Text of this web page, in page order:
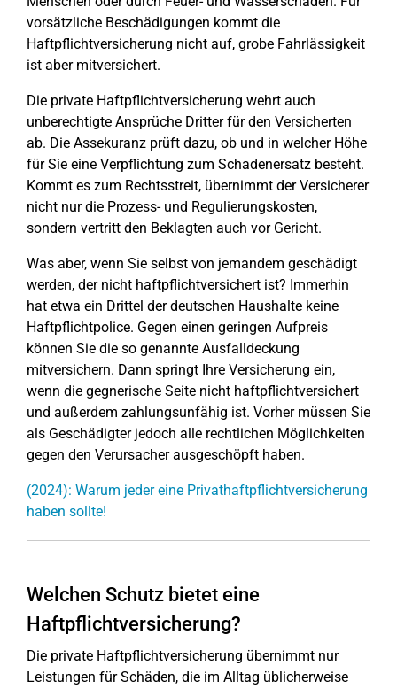
vorsätzliche Beschädigungen kommt die
Haftpflichtversicherung nicht auf, grobe Fahrlässigkeit
ist aber mitversichert.
Die private Haftpflichtversicherung wehrt auch
unberechtigte Ansprüche Dritter für den Versicherten
ab. Die Assekuranz prüft dazu, ob und in welcher Höhe
für Sie eine Verpflichtung zum Schadenersatz besteht.
Kommt es zum Rechtsstreit, übernimmt der Versicherer
nicht nur die Prozess- und Regulierungskosten,
sondern vertritt den Beklagten auch vor Gericht.
Was aber, wenn Sie selbst von jemandem geschädigt
werden, der nicht haftpflichtversichert ist? Immerhin
hat etwa ein Drittel der deutschen Haushalte keine
Haftpflichtpolice. Gegen einen geringen Aufpreis
können Sie die so genannte Ausfalldeckung
mitversichern. Dann springt Ihre Versicherung ein,
wenn die gegnerische Seite nicht haftpflichtversichert
und außerdem zahlungsunfähig ist. Vorher müssen Sie
als Geschädigter jedoch alle rechtlichen Möglichkeiten
gegen den Verursacher ausgeschöpft haben.
(2024): Warum jeder eine Privathaftpflichtversicherung
haben sollte!
Welchen Schutz bietet eine
Haftpflichtversicherung?
Die private Haftpflichtversicherung übernimmt nur
Leistungen für Schäden, die im Alltag üblicherweise